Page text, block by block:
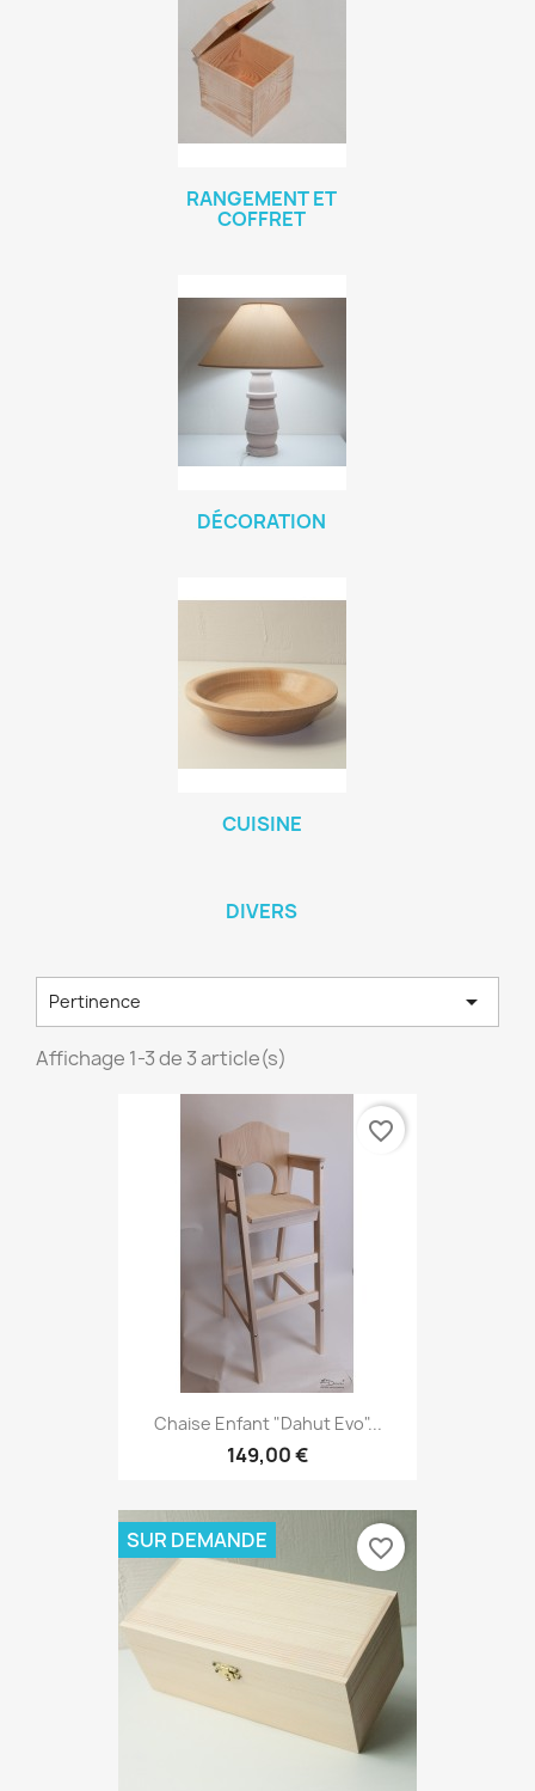
RANGEMENT ET
COFFRET
DÉCORATION
CUISINE
DIVERS
Pertinence 
Affichage 1-3 de 3 article(s)
Chaise Enfant "Dahut Evo"...
149,00 €
favorite_border
SUR DEMANDE favorite_border